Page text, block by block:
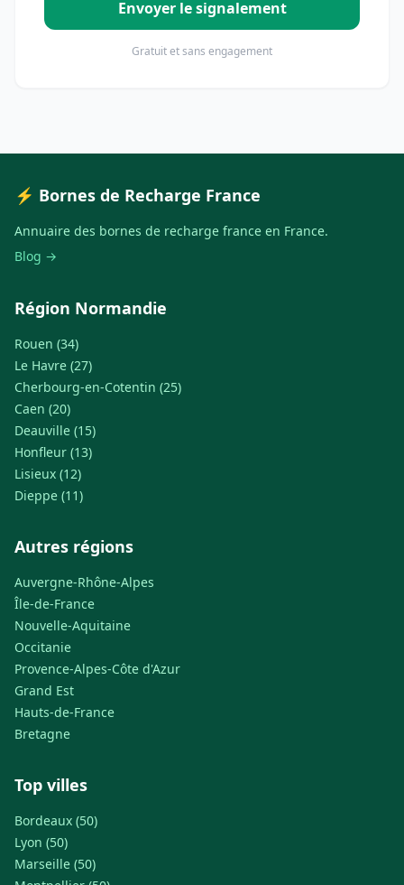
Envoyer le signalement
Gratuit et sans engagement
⚡ Bornes de Recharge France
Annuaire des bornes de recharge france en France.
Blog →
Région Normandie
Rouen (34)
Le Havre (27)
Cherbourg-en-Cotentin (25)
Caen (20)
Deauville (15)
Honfleur (13)
Lisieux (12)
Dieppe (11)
Autres régions
Auvergne-Rhône-Alpes
Île-de-France
Nouvelle-Aquitaine
Occitanie
Provence-Alpes-Côte d'Azur
Grand Est
Hauts-de-France
Bretagne
Top villes
Bordeaux (50)
Lyon (50)
Marseille (50)